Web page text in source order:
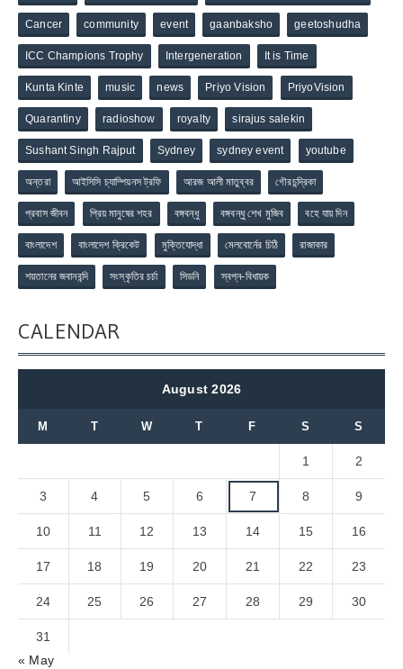
Cancer community event gaanbaksho geetoshudha
ICC Champions Trophy Intergeneration It is Time
Kunta Kinte music news Priyo Vision PriyoVision
Quarantiny radioshow royalty sirajus salekin
Sushant Singh Rajput Sydney sydney event youtube
অন্তরা আইসিসি চ্যাম্পিয়নস ট্রফি আরজ আলী মাতুব্বর গৌরচন্দ্রিকা
প্রবাস জীবন প্রিয় মানুষের শহর বঙ্গবন্ধু বঙ্গবন্ধু শেখ মুজিব বহে যায় দিন
বাংলাদেশ বাংলাদেশ ক্রিকেট মুক্তিযোদ্ধা মেলবোর্নের চিঠি রাজাকার
শয়তানের জবানবন্দি সংস্কৃতির চর্চা সিডনি স্বপ্ন-বিধায়ক
CALENDAR
August 2026
M T W T F S S
1 2
3 4 5 6 7 8 9
10 11 12 13 14 15 16
17 18 19 20 21 22 23
24 25 26 27 28 29 30
31
« May